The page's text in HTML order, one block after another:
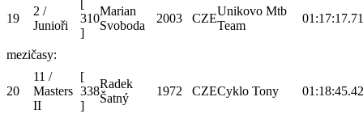
19
2 /
Junioři
[
310
]
Marian
Svoboda
2003 CZE
Unikovo Mtb
Team
01:17:17.7
mezičasy:
20
11 /
Masters
II
[
338
]
Radek
Šatný
1972 CZECyklo Tony 01:18:45.4